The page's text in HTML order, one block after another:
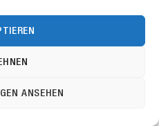
ANSEHEN